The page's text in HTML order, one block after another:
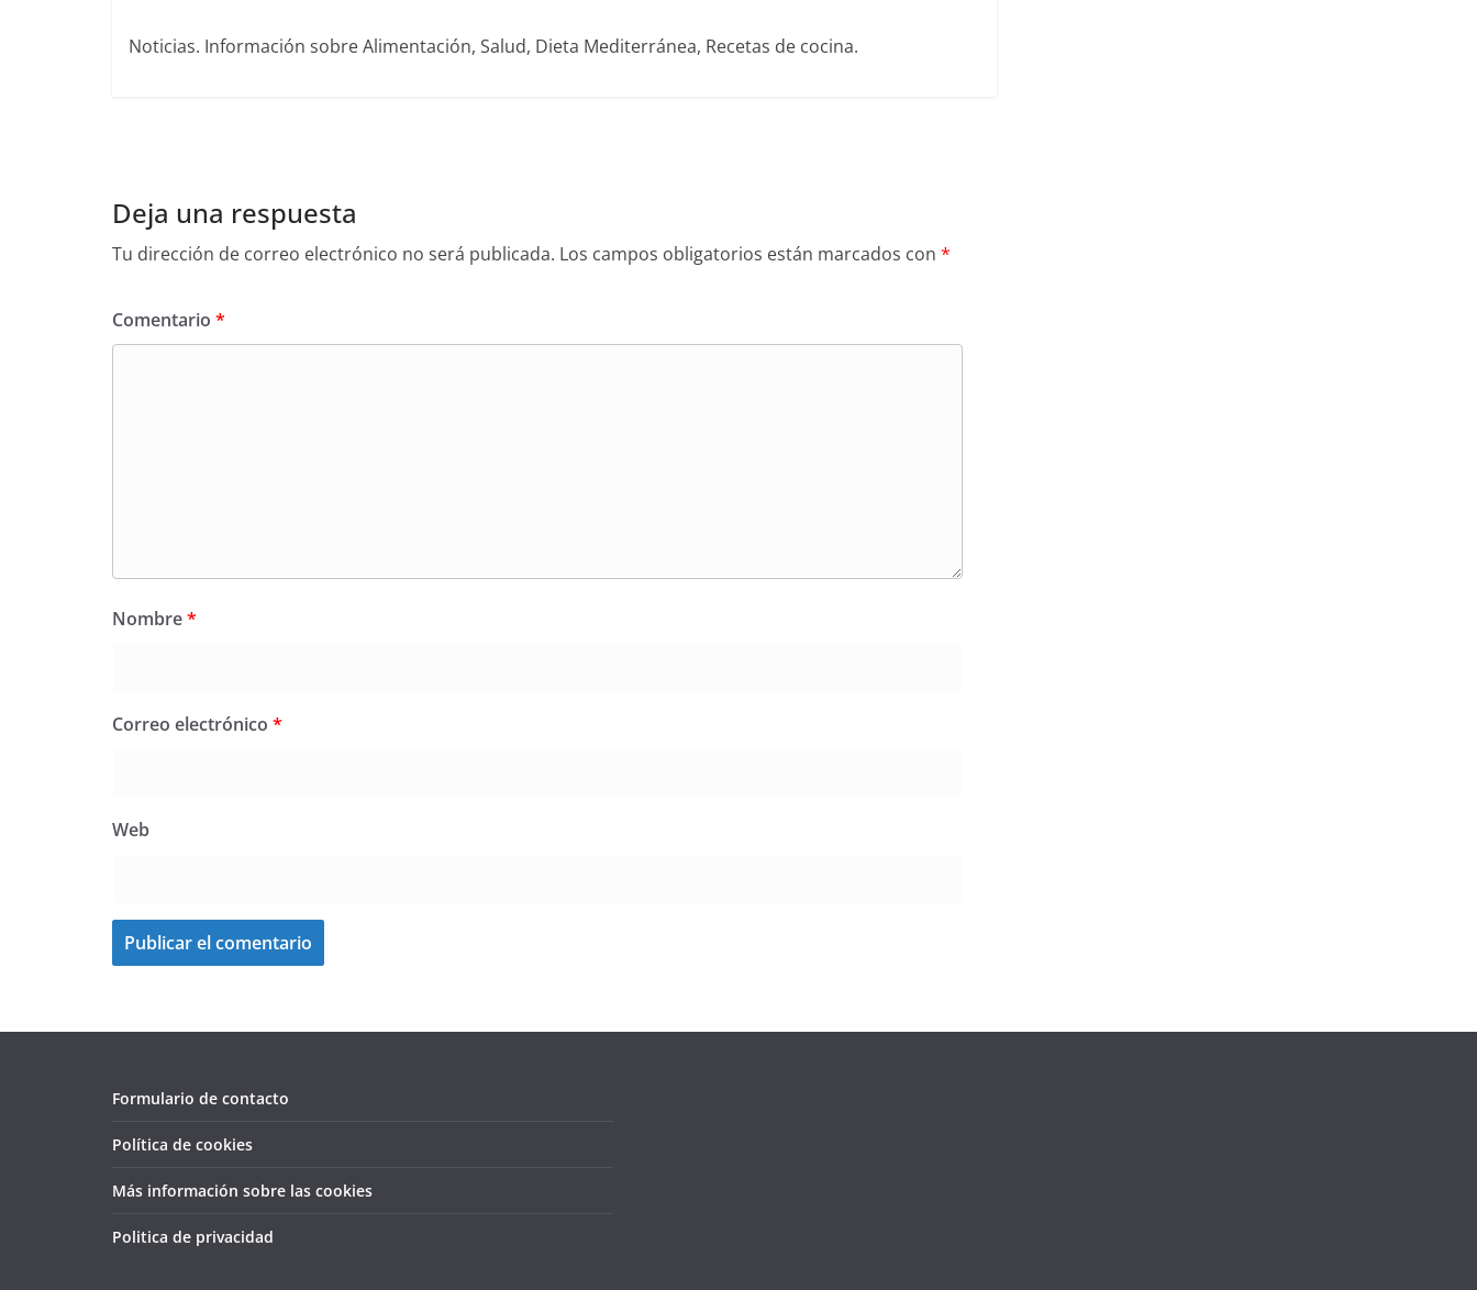
Noticias. Información sobre Alimentación, Salud, Dieta Mediterránea, Recetas de cocina.
Deja una respuesta
Tu dirección de correo electrónico no será publicada. Los campos obligatorios están marcados con *
Comentario *
Nombre*
Correo electrónico *
Web
Formulario de contacto
Política de cookies
Más información sobre las cookies
Politica de privacidad